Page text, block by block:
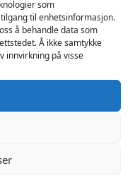
som
til enhetsinformasjon.
å behandle data som
Å ikke samtykke
innvirkning på visse
måles med
på sylinderen
i to størrelser:
x indre
(lengde x indre